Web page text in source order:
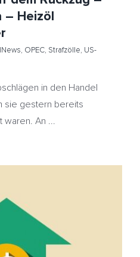
– Heizöl
, OPEC, Strafzölle, US-
in den Handel
sie gestern bereits
waren. An ...